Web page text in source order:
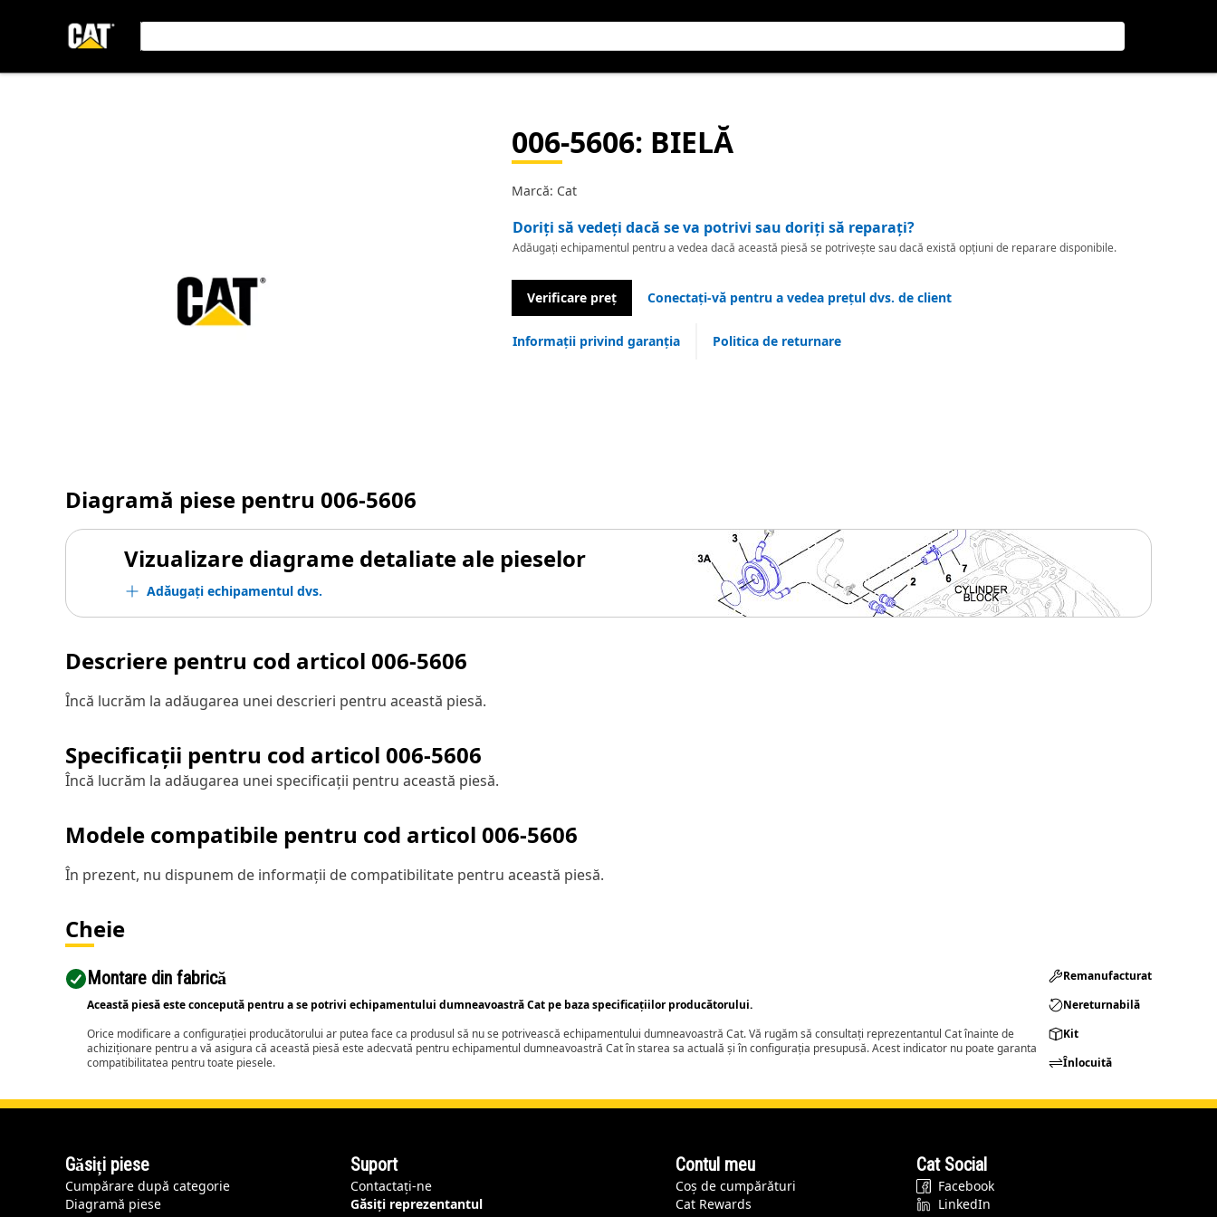
006-5606: BIELĂ
Marcă: Cat
Doriți să vedeți dacă se va potrivi sau doriți să reparați?
Adăugați echipamentul pentru a vedea dacă această piesă se potrivește sau dacă există opțiuni de reparare disponibile.
Verificare preț Conectați-vă pentru a vedea prețul dvs. de client
Informații privind garanția Politica de returnare
Diagramă piese pentru 006-5606
Vizualizare diagrame detaliate ale pieselor
Adăugați echipamentul dvs.
Descriere pentru cod articol 006-5606
Încă lucrăm la adăugarea unei descrieri pentru această piesă.
Specificații pentru cod articol 006-5606
Încă lucrăm la adăugarea unei specificații pentru această piesă.
Modele compatibile pentru cod articol 006-5606
În prezent, nu dispunem de informații de compatibilitate pentru această piesă.
Cheie
Montare din fabrică
Această piesă este concepută pentru a se potrivi echipamentului dumneavoastră Cat pe baza specificațiilor producătorului.
Orice modificare a configurației producătorului ar putea face ca produsul să nu se potrivească echipamentului dumneavoastră Cat. Vă rugăm să consultați reprezentantul Cat înainte de
achiziționare pentru a vă asigura că această piesă este adecvată pentru echipamentul dumneavoastră Cat în starea sa actuală și în configurația presupusă. Acest indicator nu poate garanta
compatibilitatea pentru toate piesele.
Remanufacturat​
Nereturnabilă
Kit
Înlocuită
Găsiți piese
Cumpărare după categorie
Diagramă piese
Suport
Contactați-ne
Găsiți reprezentantul
Contul meu
Coș de cumpărături
Cat Rewards
Cat Social
Facebook
LinkedIn